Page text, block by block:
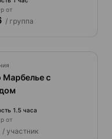
от
/ группа
Марбелье с
1.5 часа
от
/ участник